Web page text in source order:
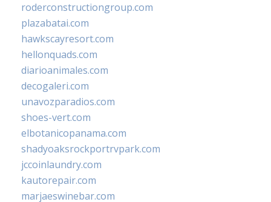
roderconstructiongroup.com
plazabatai.com
hawkscayresort.com
hellonquads.com
diarioanimales.com
decogaleri.com
unavozparadios.com
shoes-vert.com
elbotanicopanama.com
shadyoaksrockportrvpark.com
jccoinlaundry.com
kautorepair.com
marjaeswinebar.com